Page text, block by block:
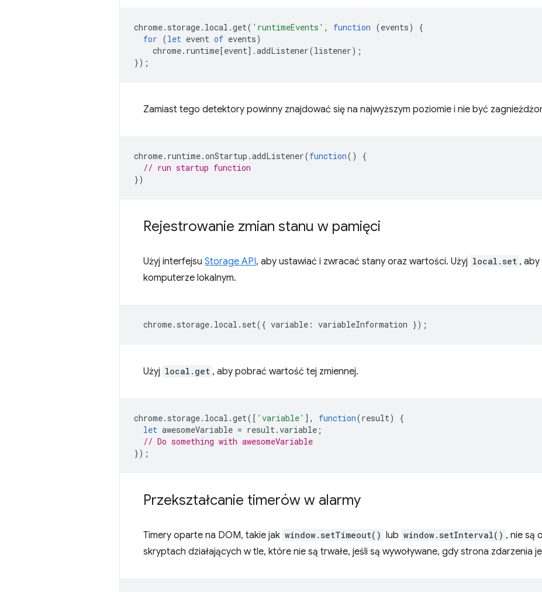
chrome. storage. local .get( 'runtimeEvents' , function (events)
{
for (let event of events)
chrome. runtime[event].addListener(listener);
});
Zamiast tego detektory powinny znajdować się na najwyższym poziomie i nie być
chrome. runtime.onStartup .addListener(function()
{
// run startup function
})
Rejestrowanie zmian stanu w pamięci
Użyj interfejsu Storage API, aby ustawiać i zwracać stany oraz wartości. Użyj local.set ,
komputerze lokalnym.
chrome. storage. local . set({ variable : variableInformation });
Użyj local.get , aby pobrać wartość tej zmiennej.
chrome. storage. local .get([ 'variable' ], function(result)
{
let awesomeVariable = result.variable ;
// Do something with awesomeVariable
});
Przekształcanie timerów w alarmy
Timery oparte na DOM, takie jak window.setTimeout() lub window.setInterval() , nie są
skryptach działających w tle, które nie są trwałe, jeśli są wywoływane, gdy strona zdarzenia